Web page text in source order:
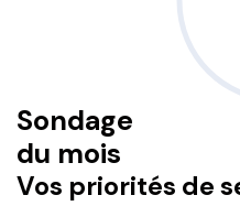
Sondage
du mois
Vos priorités de